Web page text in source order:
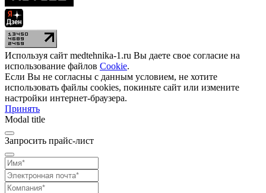
Используя сайт medtehnika-1.ru Вы даете свое согласие на
использование файлов Cookie.
Если Вы не согласны с данным условием, не хотите
использовать файлы cookies, покиньте сайт или измените
настройки интернет-браузера.
Принять
Modal title
Запросить прайс-лист